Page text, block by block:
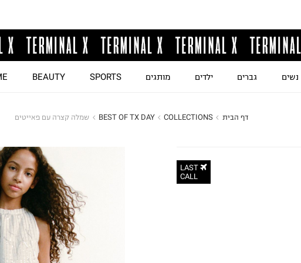
נשים גברים ילדים מותגים SPORTS
BEAUTY
דף הבית COLLECTIONS
BEST OF TX DAY שמלה קצרה עם פאייטים
LAST
CALL